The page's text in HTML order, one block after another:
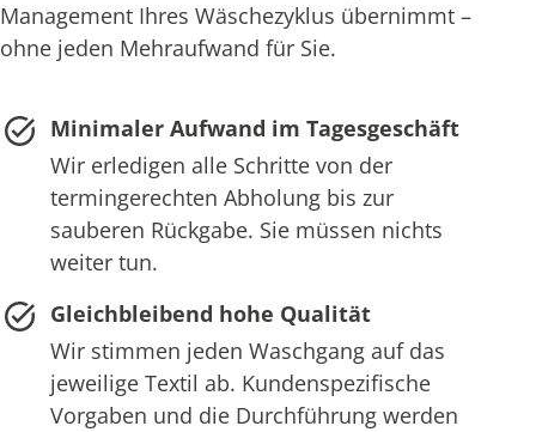
Management Ihres Wäschezyklus übernimmt –
ohne jeden Mehraufwand für Sie.
Minimaler Aufwand im Tagesgeschäft
Wir erledigen alle Schritte von der
termingerechten Abholung bis zur
sauberen Rückgabe. Sie müssen nichts
weiter tun.
Gleichbleibend hohe Qualität
Wir stimmen jeden Waschgang auf das
jeweilige Textil ab. Kundenspezifische
Vorgaben und die Durchführung werden